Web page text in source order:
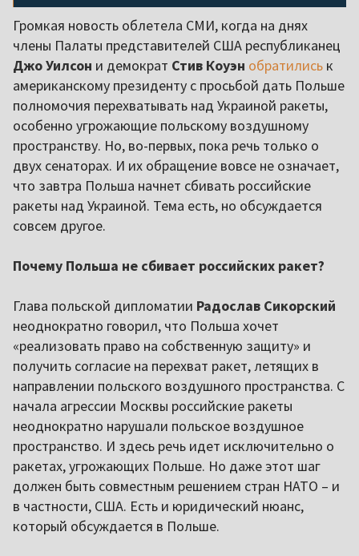
Громкая новость облетела СМИ, когда на днях
члены Палаты представителей США республиканец
Джо Уилсон и демократ Стив Коуэн обратились к
американскому президенту с просьбой дать Польше
полномочия перехватывать над Украиной ракеты,
особенно угрожающие польскому воздушному
пространству. Но, во-первых, пока речь только о
двух сенаторах. И их обращение вовсе не означает,
что завтра Польша начнет сбивать российские
ракеты над Украиной. Тема есть, но обсуждается
совсем другое.
Почему Польша не сбивает российских ракет?
Глава польской дипломатии Радослав Сикорский
неоднократно говорил, что Польша хочет
«реализовать право на собственную защиту» и
получить согласие на перехват ракет, летящих в
направлении польского воздушного пространства. С
начала агрессии Москвы российские ракеты
неоднократно нарушали польское воздушное
пространство. И здесь речь идет исключительно о
ракетах, угрожающих Польше. Но даже этот шаг
должен быть совместным решением стран НАТО – и
в частности, США. Есть и юридический нюанс,
который обсуждается в Польше.